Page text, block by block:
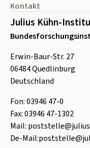
Kontakt
Julius Kühn-
Erwin-Baur-Str. 27
06484Quedlinburg
Deutschland
Fon:03946 47-0
Fax:03946 47-1302
Mail:
De-Mail: